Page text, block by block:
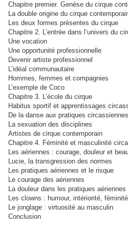
Chapitre premier. Genèse du cirque
La double origine du cirque
Les deux formes présentes du cirque
Chapitre 2. L’entrée dans l’univers du
Une vocation
Une opportunité professionnelle
Devenir artiste professionnel
L’idéal communautaire
Hommes, femmes et compagnies
L’exemple de Coco
Chapitre 3. L’école du cirque
Habitus sportif et apprentissages
De la danse aux pratiques circassiennes
La sexuation des disciplines
Artistes de cirque contemporain
Chapitre 4. Féminité et masculinité
Les aériennes : courage, douleur et
Lucie, la transgression des normes
Les pratiques aériennes et le risque
Le courage des aériennes
La douleur dans les pratiques aériennes
Les clowns : humour, intériorité, féminité
Le jonglage : virtuosité au masculin
Conclusion